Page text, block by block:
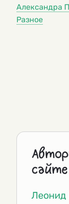
Александра
Разное
Леонид